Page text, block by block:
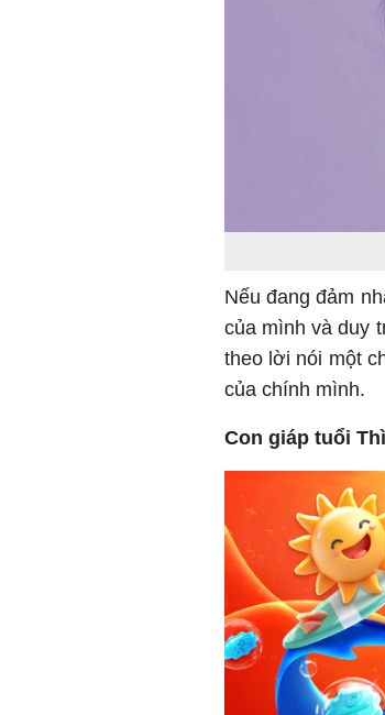
Nếu đang đảm
của mình và duy
theo lời nói một
của chính mình.
Con giáp tuổi